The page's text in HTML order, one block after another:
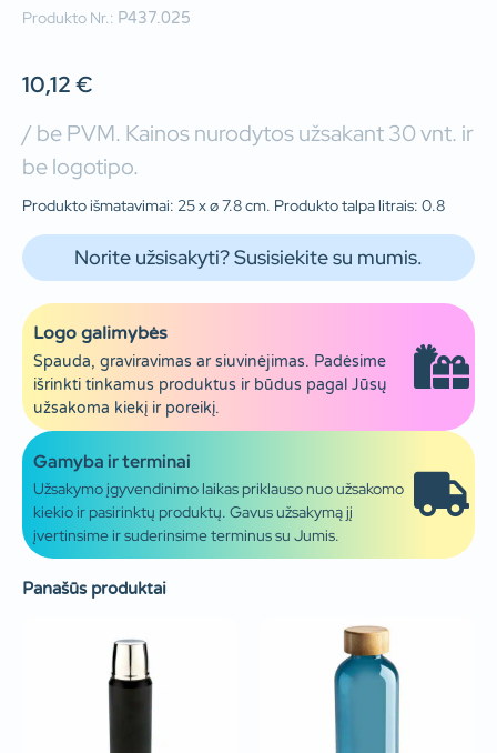
Produkto Nr.: P437.025
10,12€
/ be PVM. Kainos nurodytos užsakant 30 vnt. ir
be logotipo.
Produkto išmatavimai: 25 x ø 7.8 cm. Produkto talpa litrais: 0.8
Norite užsisakyti? Susisiekite su mumis.
Logo galimybės
Spauda, graviravimas ar siuvinėjimas. Padėsime
išrinkti tinkamus produktus ir būdus pagal Jūsų
užsakoma kiekį ir poreikį.
Gamyba ir terminai
Užsakymo įgyvendinimo laikas priklauso nuo užsakomo
kiekio ir pasirinktų produktų. Gavus užsakymą jį
įvertinsime ir suderinsime terminus su Jumis.
Panašūs produktai